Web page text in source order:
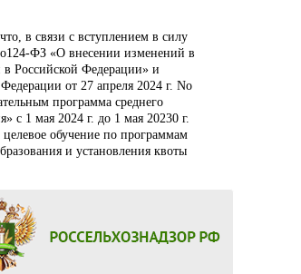
в связи с вступлением в силу
ФЗ «О внесении изменений в
Российской Федерации» и
от 27 апреля 2024 г. No
программа среднего
с 1 мая 2024 г. до 1 мая 20230 г.
обучение по программам
и установления квоты